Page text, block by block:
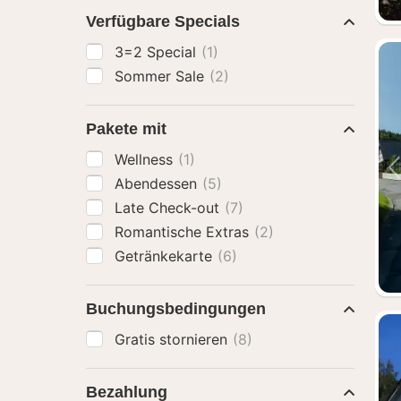
Verfügbare Specials
3=2 Special (1)
Sommer Sale (2)
Pakete mit
Wellness (1)
Abendessen (5)
Late Check-out (7)
Romantische Extras (2)
Getränkekarte (6)
Buchungsbedingungen
Gratis stornieren (8)
Bezahlung